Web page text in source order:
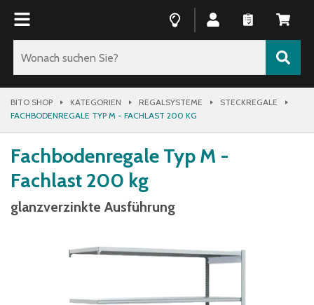
BITO SHOP KATEGORIEN REGALSYSTEME
STECKREGALE
FACHBODENREGALE TYP M - FACHLAST 200 KG
Fachbodenregale Typ M -
Fachlast 200 kg
glanzverzinkte Ausführung